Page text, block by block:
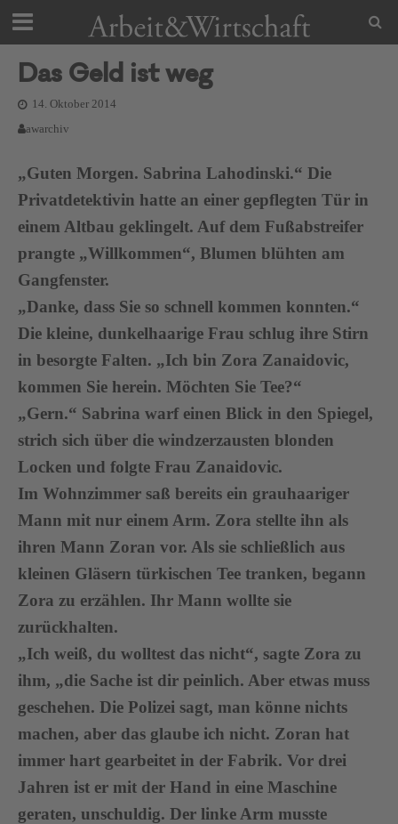
Das Geld ist weg
14. Oktober 2014
awarchiv
„Guten Morgen. Sabrina Lahodinski.“ Die
Privatdetektivin hatte an einer gepflegten Tür in
einem Altbau geklingelt. Auf dem Fußabstreifer
prangte „Willkommen“, Blumen blühten am
Gangfenster.
„Danke, dass Sie so schnell kommen konnten.“
Die kleine, dunkelhaarige Frau schlug ihre Stirn
in besorgte Falten. „Ich bin Zora Zanaidovic,
kommen Sie herein. Möchten Sie Tee?“
„Gern.“ Sabrina warf einen Blick in den Spiegel,
strich sich über die windzerzausten blonden
Locken und folgte Frau Zanaidovic.
Im Wohnzimmer saß bereits ein grauhaariger
Mann mit nur einem Arm. Zora stellte ihn als
ihren Mann Zoran vor. Als sie schließlich aus
kleinen Gläsern türkischen Tee tranken, begann
Zora zu erzählen. Ihr Mann wollte sie
zurückhalten.
„Ich weiß, du wolltest das nicht“, sagte Zora zu
ihm, „die Sache ist dir peinlich. Aber etwas muss
geschehen. Die Polizei sagt, man könne nichts
machen, aber das glaube ich nicht. Zoran hat
immer hart gearbeitet in der Fabrik. Vor drei
Jahren ist er mit der Hand in eine Maschine
geraten, unschuldig. Der linke Arm musste